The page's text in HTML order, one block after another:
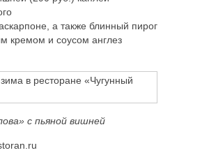
а также блинный пирог
кремом и соусом англез
с пьяной вишней